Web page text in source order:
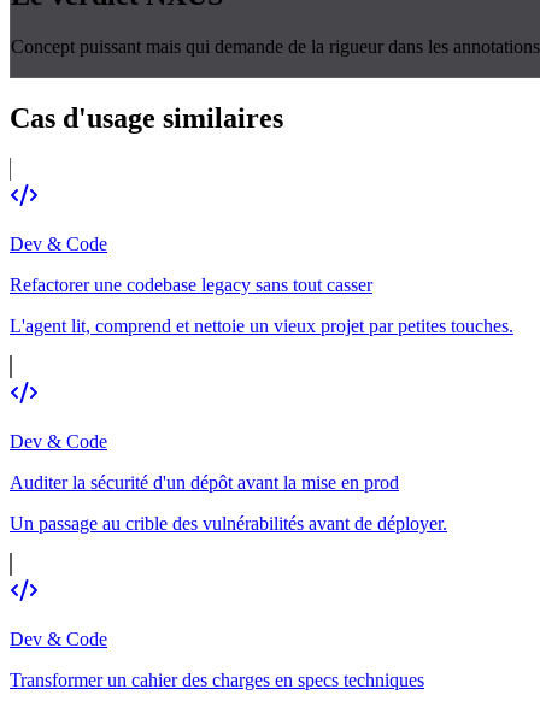
Concept puissant mais qui demande de la rigueur dans les
Cas d'usage similaires
Dev & Code
Refactorer une codebase legacy sans tout casser
L'agent lit, comprend et nettoie un vieux projet par petites touches.
Dev & Code
Auditer la sécurité d'un dépôt avant la mise en prod
Un passage au crible des vulnérabilités avant de déployer.
Dev & Code
Transformer un cahier des charges en specs techniques